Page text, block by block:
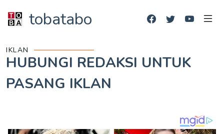
tobatabo
IKLAN
HUBUNGI REDAKSI UNTUK
PASANG IKLAN